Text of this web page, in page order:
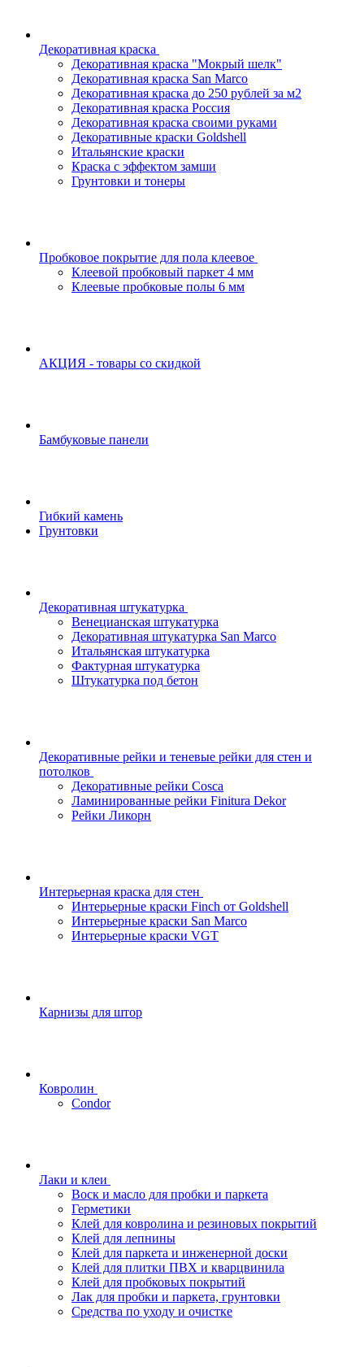
Декоративная краска
Декоративная краска "Мокрый шелк"
Декоративная краска San Marco
Декоративная краска до 250 рублей за м2
Декоративная краска Россия
Декоративная краска своими руками
Декоративные краски Goldshell
Итальянские краски
Краска с эффектом замши
Грунтовки и тонеры
Пробковое покрытие для пола клеевое
Клеевой пробковый паркет 4 мм
Клеевые пробковые полы 6 мм
АКЦИЯ - товары со скидкой
Бамбуковые панели
Гибкий камень
Грунтовки
Декоративная штукатурка
Венецианская штукатурка
Декоративная штукатурка San Marco
Итальянская штукатурка
Фактурная штукатурка
Штукатурка под бетон
Декоративные рейки и теневые рейки для стен и
потолков
Декоративные рейки Cosca
Ламинированные рейки Finitura Dekor
Рейки Ликорн
Интерьерная краска для стен
Интерьерные краски Finch от Goldshell
Интерьерные краски San Marco
Интерьерные краски VGT
Карнизы для штор
Ковролин
Condor
Лаки и клеи
Воск и масло для пробки и паркета
Герметики
Клей для ковролина и резиновых покрытий
Клей для лепнины
Клей для паркета и инженерной доски
Клей для плитки ПВХ и кварцвинила
Клей для пробковых покрытий
Лак для пробки и паркета, грунтовки
Средства по уходу и очистке